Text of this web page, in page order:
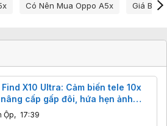
chứng nhận độ bền quân...
Có Nên Mua Oppo A5x Giá Bán
X10 Ultra: Cảm biến tele 10x
cấp gấp đôi, hứa hẹn ảnh
phá
Ộp, 17:39